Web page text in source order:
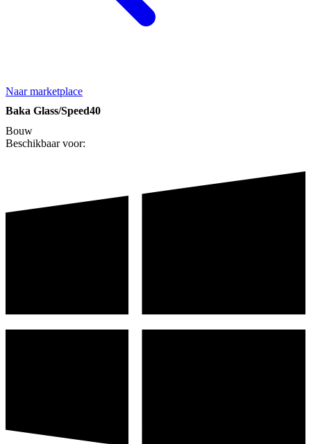
Naar marketplace
Baka Glass/Speed40
Bouw
Beschikbaar voor: